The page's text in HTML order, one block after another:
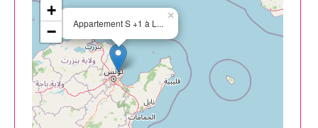
Appartement S +1 à L...
×
+
−